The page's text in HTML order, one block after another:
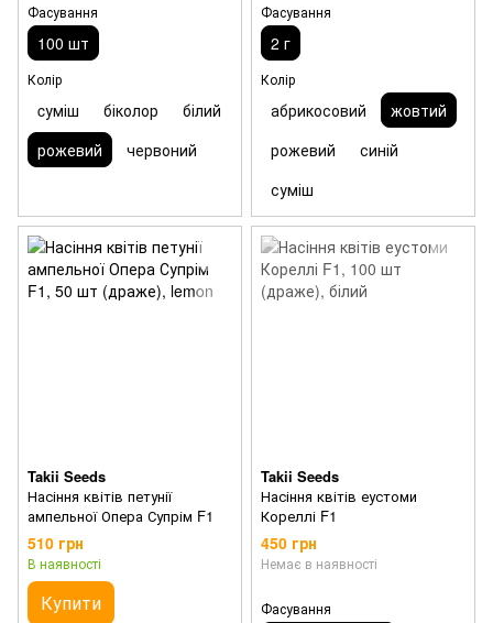
Фасування
100 шт
Колір
cуміш біколор
білий
рожевий
червоний
Фасування
2 г
Колір
абрикосовий
жовтий
рожевий
синій
суміш
Takii Seeds
Насіння квітів петунії
ампельної Опера Супрім F1
510 грн
В наявності
Купити
Takii Seeds
Насіння квітів еустоми
Кореллі F1
450 грн
Немає в наявності
Фасування